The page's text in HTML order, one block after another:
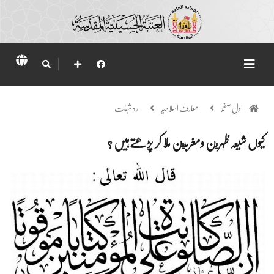
اول صفحہ معارف اسلامیہ رد شبہات
کیوں شیعہ ظہرين ومغربين ملا کر پڑھتےہیں ؟